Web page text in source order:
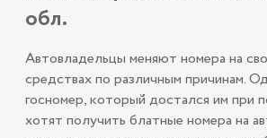
обл.
Автовладельцы меняют номера на
средствах по различным причинам.
госномер, который достался им при
хотят получить блатные номера на